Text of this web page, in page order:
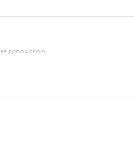
за допомогою